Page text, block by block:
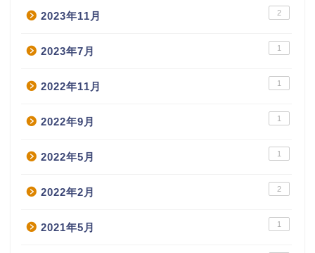
2023年11月 2
2023年7月 1
2022年11月 1
2022年9月 1
2022年5月 1
2022年2月 2
2021年5月 1